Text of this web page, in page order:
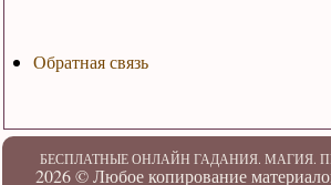
Обратная связь
БЕСПЛАТНЫЕ ОНЛАЙН ГАДАНИЯ. МАГИЯ.
2026 ©Любое копирование